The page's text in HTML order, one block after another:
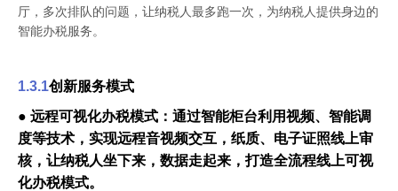
厅，多次排队的问题，让纳税人最多跑一次，为纳税人提供身边的
智能办税服务。
1.3.1创新服务模式
● 远程可视化办税模式：通过智能柜台利用视频、智能调
度等技术，实现远程音视频交互，纸质、电子证照线上审
核，让纳税人坐下来，数据走起来，打造全流程线上可视
化办税模式。